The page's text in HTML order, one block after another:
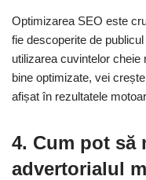
Optimizarea SEO este
fie descoperite de
utilizarea cuvintelor
bine optimizate, vei
afișat în rezultatele
4. Cum pot să
advertorialul